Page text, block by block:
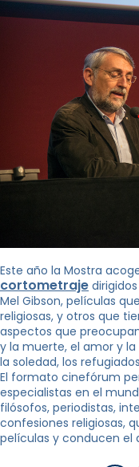
Este año la Mostra
cortometraje
Mel Gibson, películas
religiosas, y otros que
aspectos que
y la muerte, el amor y
la soledad, los
El formato cinefórum
especialistas en el
filósofos, periodistas,
confesiones religiosas,
películas y conducen el